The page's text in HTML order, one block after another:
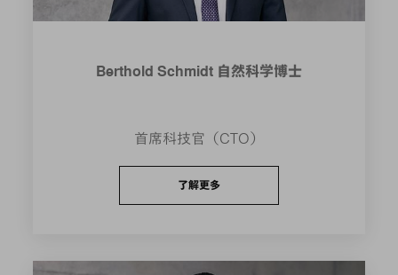
Berthold Schmidt 自然科学博士
首席科技官（CTO）
了解更多